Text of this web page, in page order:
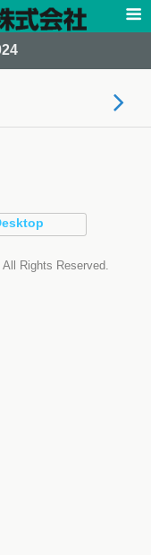
Rights Reserved.